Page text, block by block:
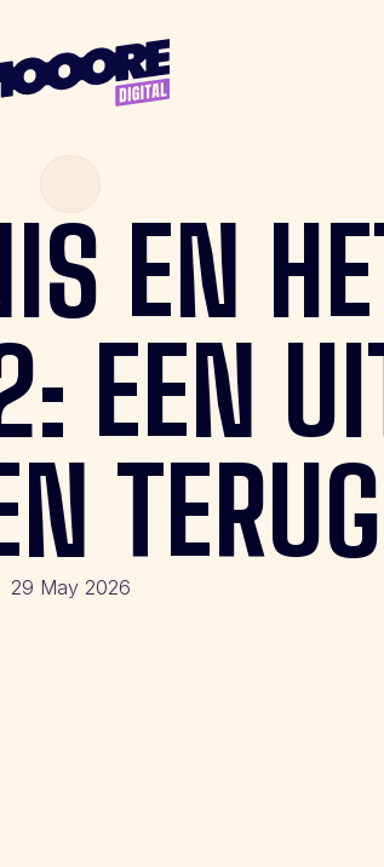
EN
EEN
29 May 2026